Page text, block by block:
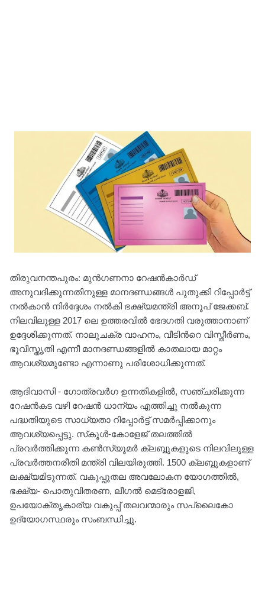
തിരുവനന്തപുരം: മുന്‍ഗണനാ റേഷന്‍കാര്‍ഡ്
അനുവദിക്കുന്നതിനുള്ള മാനദണ്ഡങ്ങള്‍ പുതുക്കി റിപ്പോര്‍ട്ട്
നല്‍കാന്‍ നിര്‍ദ്ദേശം നല്‍കി ഭക്ഷ്യമന്ത്രി അനൂപ് ജേക്കബ്.
നിലവിലുള്ള 2017 ലെ ഉത്തരവില്‍ ഭേദഗതി വരുത്താനാണ്
ഉദ്ദേശിക്കുന്നത്. നാലുചക്ര വാഹനം, വീടിന്‍റെ വിസ്തീർണം,
ഭൂവിസ്തൃതി എന്നീ മാനദണ്ഡങ്ങളില്‍ കാതലായ മാറ്റം
ആവശ്യമുണ്ടോ എന്നാണു പരിശോധിക്കുന്നത്.
ആദിവാസി - ഗോത്രവര്‍ഗ ഉന്നതികളില്‍, സഞ്ചരിക്കുന്ന
റേഷന്‍കട വഴി റേഷന്‍ ധാന്യം എത്തിച്ചു നല്‍കുന്ന
പദ്ധതിയുടെ സാധ്യതാ റിപ്പോര്‍ട്ട് സമര്‍പ്പിക്കാനും
ആവശ്യപ്പെട്ടു. സ്‌കൂള്‍-കോളേജ് തലത്തില്‍
പ്രവര്‍ത്തിക്കുന്ന കണ്‍സ്യൂമര്‍ ക്ലബ്ബുകളുടെ നിലവിലുള്ള
പ്രവര്‍ത്തനരീതി മന്ത്രി വിലയിരുത്തി. 1500 ക്ലബ്ബുകളാണ്
ലക്ഷ്യമിടുന്നത്. വകുപ്പുതല അവലോകന യോഗത്തില്‍,
ഭക്ഷ്യ- പൊതുവിതരണ, ലീഗല്‍ മെട്രോളജി,
ഉപയോക്തൃകാര്യ വകുപ്പ് തലവന്മാരും സപ്ലൈകോ
ഉദ്യോഗസ്ഥരും സംബന്ധിച്ചു.